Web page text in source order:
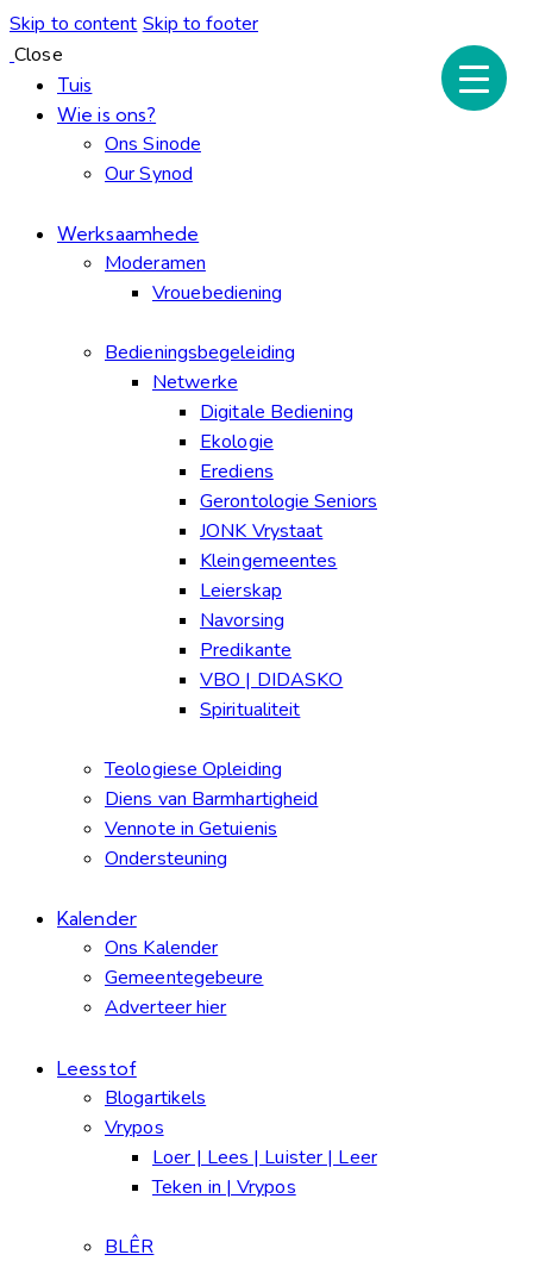
Skip to content Skip to footer
Close
Tuis
Wie is ons?
Ons Sinode
Our Synod
Werksaamhede
Moderamen
Vrouebediening
Bedieningsbegeleiding
Netwerke
Digitale Bediening
Ekologie
Erediens
Gerontologie Seniors
JONK Vrystaat
Kleingemeentes
Leierskap
Navorsing
Predikante
VBO | DIDASKO
Spiritualiteit
Teologiese Opleiding
Diens van Barmhartigheid
Vennote in Getuienis
Ondersteuning
Kalender
Ons Kalender
Gemeentegebeure
Adverteer hier
Leesstof
Blogartikels
Vrypos
Loer | Lees | Luister | Leer
Teken in | Vrypos
BLÊR